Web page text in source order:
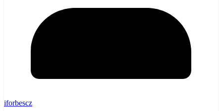
iforbescz